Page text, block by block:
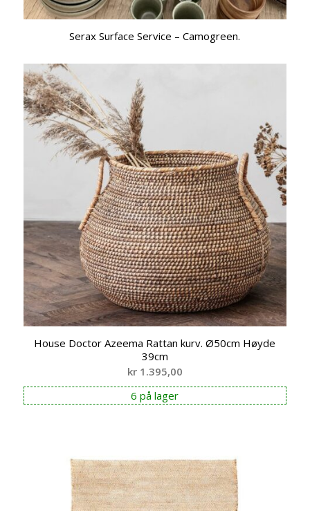
Serax Surface Service – Camogreen.
House Doctor Azeema Rattan kurv. Ø50cm Høyde
39cm
kr1.395,00
6 på lager